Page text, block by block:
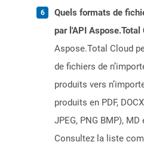
Quels formats de
par l'API Aspose.Total
Aspose.Total Cloud
de fichiers de
produits vers
produits en PDF,
JPEG, PNG BMP),
Consultez la liste